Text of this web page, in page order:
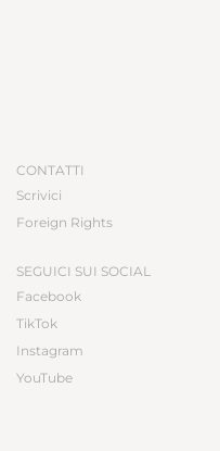
CONTATTI
Scrivici
Foreign Rights
SEGUICI SUI SOCIAL
Facebook
TikTok
Instagram
YouTube